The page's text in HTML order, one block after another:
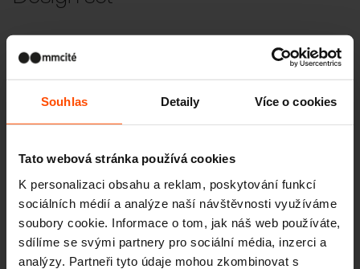
Souhlas Detaily Více o cookies
Tato webová stránka používá cookies
K personalizaci obsahu a reklam, poskytování funkcí
sociálních médií a analýze naší návštěvnosti využíváme
soubory cookie. Informace o tom, jak náš web používáte,
sdílíme se svými partnery pro sociální média, inzerci a
analýzy. Partneři tyto údaje mohou zkombinovat s
LAGO
parkové lavičky a lavice